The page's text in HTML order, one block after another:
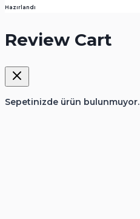
Hazırlandı
Review Cart
Sepetinizde ürün bulunmuyor.